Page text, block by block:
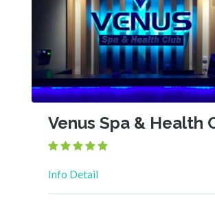
Venus Spa & Health
Info Detail